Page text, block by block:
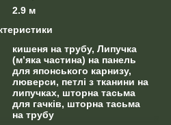
2.9 м
кишеня на трубу, Липучка
(м’яка частина) на панель
для японського карнизу,
люверси, петлі з тканини на
липучках, шторна тасьма
для гачків, шторна тасьма
на трубу